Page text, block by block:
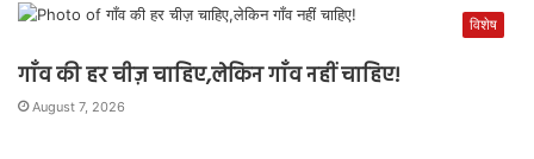
विशेष
गाँव की हर चीज़ चाहिए,लेकिन गाँव नहीं चाहिए!
August 7, 2026